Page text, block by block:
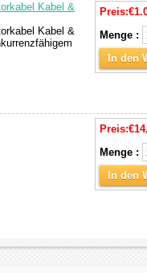
Kabel &
Kabel &
Preis:
Menge :
In den
Preis:
Menge :
In den